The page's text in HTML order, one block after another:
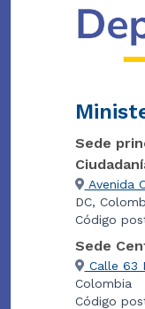
Sede
Avenida
DC,
Código
Sede
Calle 63
Colombia
Código